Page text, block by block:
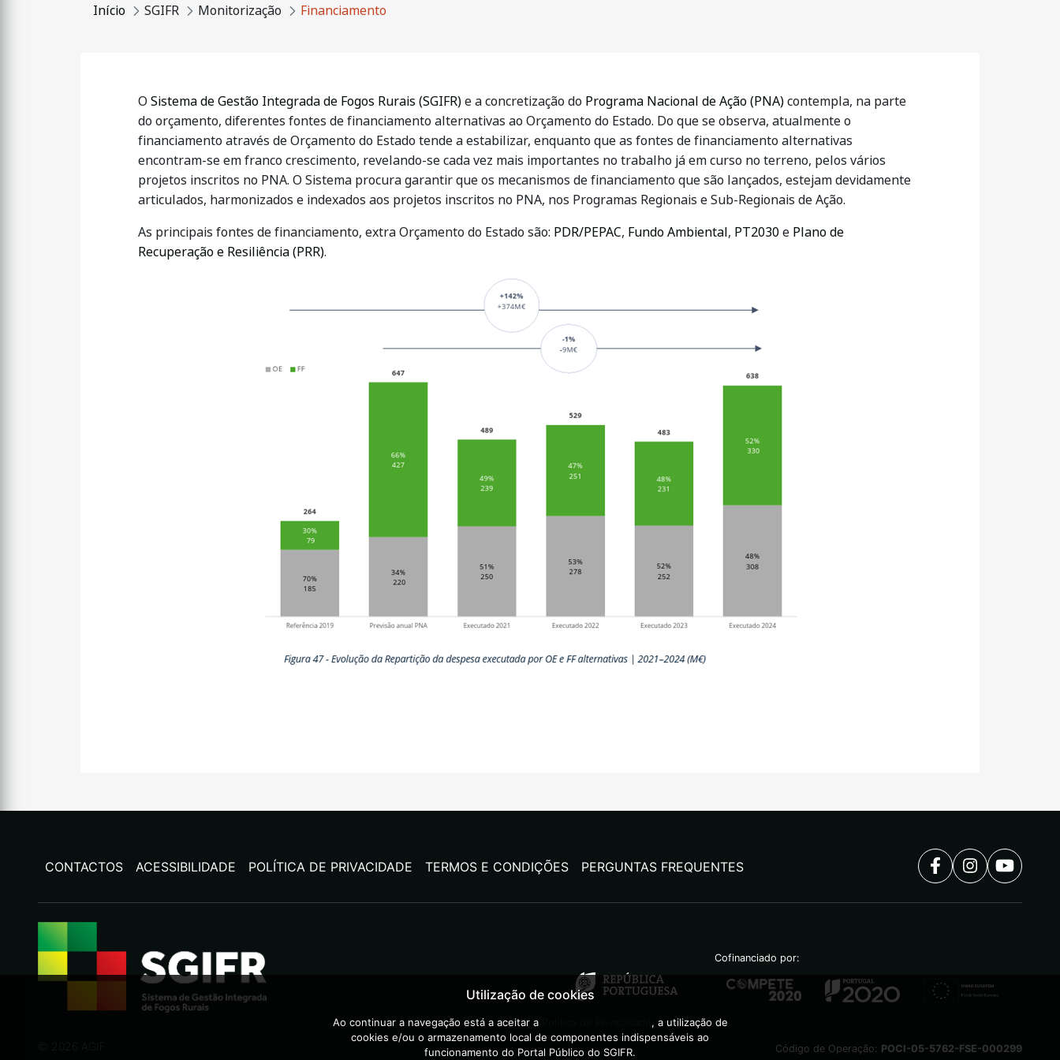
Início SGIFR Monitorização Financiamento
O Sistema de Gestão Integrada de Fogos Rurais (SGIFR)e a concretização do Programa Nacional de Ação (PNA)contempla, na parte
do orçamento, diferentes fontes de financiamento alternativas ao Orçamento do Estado. Do que se observa, atualmente o
financiamento através de Orçamento do Estado tende a estabilizar, enquanto que as fontes de financiamento alternativas
encontram-se em franco crescimento, revelando-se cada vez mais importantes no trabalho já em curso no terreno, pelos vários
projetos inscritos no PNA. O Sistema procura garantir que os mecanismos de financiamento que são lançados, estejam devidamente
articulados, harmonizados e indexados aos projetos inscritos no PNA, nos Programas Regionais e Sub-Regionais de Ação.
As principais fontes de financiamento, extra Orçamento do Estado são: PDR/PEPAC, Fundo Ambiental, PT2030e Plano de
Recuperação e Resiliência (PRR).
CONTACTOS ACESSIBILIDADE POLÍTICA DE PRIVACIDADE TERMOS E CONDIÇÕES PERGUNTAS FREQUENTES
Cofinanciado por:
2026 AGIF Código de Operação: POCI-05-5762-FSE-000299
Utilização de cookies
Ao continuar a navegação está a aceitar a
, a utilização de
cookies e/ou o armazenamento local de componentes indispensáveis ao
funcionamento do Portal Público do SGIFR.